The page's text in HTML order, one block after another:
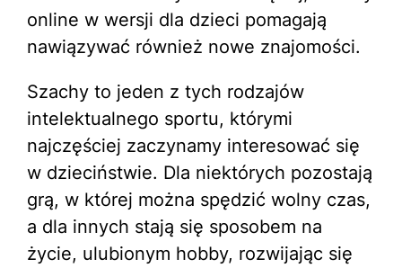
online w wersji dla dzieci pomagają
nawiązywać również nowe znajomości.
Szachy to jeden z tych rodzajów
intelektualnego sportu, którymi
najczęściej zaczynamy interesować się
w dzieciństwie. Dla niektórych pozostają
grą, w której można spędzić wolny czas,
a dla innych stają się sposobem na
życie, ulubionym hobby, rozwijając się